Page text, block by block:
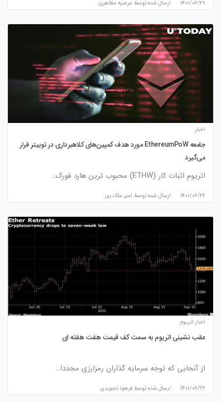
۱۴۰۱/۰۶/۲۷ ارسال شده توسط مرضیه مظاهری
اخبار
جامعه EthereumPoW مورد هدف کمپین‌های کلاهبرداری در توییتر قرار
می‌گیرد
اتریوم اثبات کار (ETHW) محبوب ترین هارد فورک…
۱۴۰۱/۰۶/۲۶ ارسال شده توسط امیر ملک پور
اخبار اتریوم
عقب نشینی اتریوم به سمت کف قیمت هفت هفته ای
از آنجایی که توجه سرمایه گذاران رمزارزی مجددا…
۱۴۰۱/۰۶/۲۶ ارسال شده توسط فرهود تجویدی